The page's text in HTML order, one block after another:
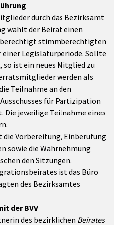
durch das Bezirksamt
wählt der Beirat einen
stimmberechtigten
einer Legislaturperiode. Sollte
so ist ein neues Mitglied zu
werden als
Teilnahme an den
für Partizipation
jeweilige Teilnahme eines
Vorbereitung, Einberufung
sowie die Wahrnehmung
den Sitzungen.
ist das Büro
des Bezirksamtes
der BVV
des bezirklichen Beirates